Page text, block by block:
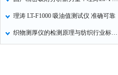
理涛 LT-F1000 吸油值测试仪 准确可靠
织物测厚仪的检测原理与纺织行业标准化应用